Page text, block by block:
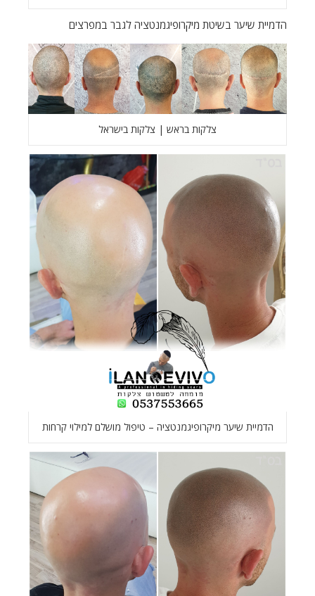
הדמיית שיער בשיטת מיקרופיגמנטציה לגבר במפרצים
צלקות בראש | צלקות בישראל
הדמיית שיער מיקרופיגמנטציה – טיפול מושלם למילוי קרחות